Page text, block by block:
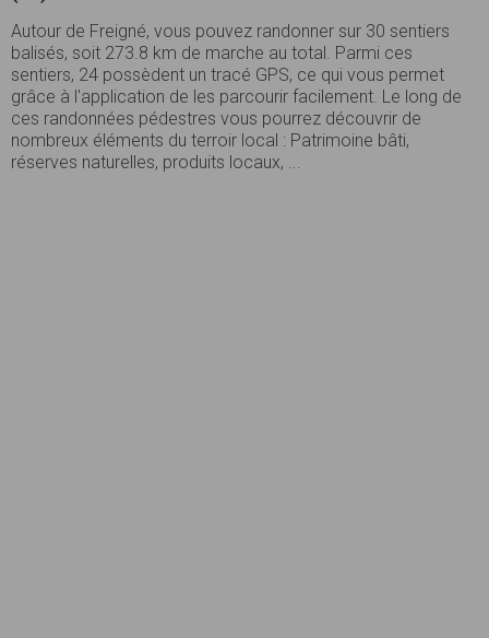
Autour de Freigné, vous pouvez randonner sur 30 sentiers
balisés, soit 273.8 km de marche au total. Parmi ces
sentiers, 24 possèdent un tracé GPS, ce qui vous permet
grâce à l'application de les parcourir facilement. Le long de
ces randonnées pédestres vous pourrez découvrir de
nombreux éléments du terroir local : Patrimoine bâti,
réserves naturelles, produits locaux, ...